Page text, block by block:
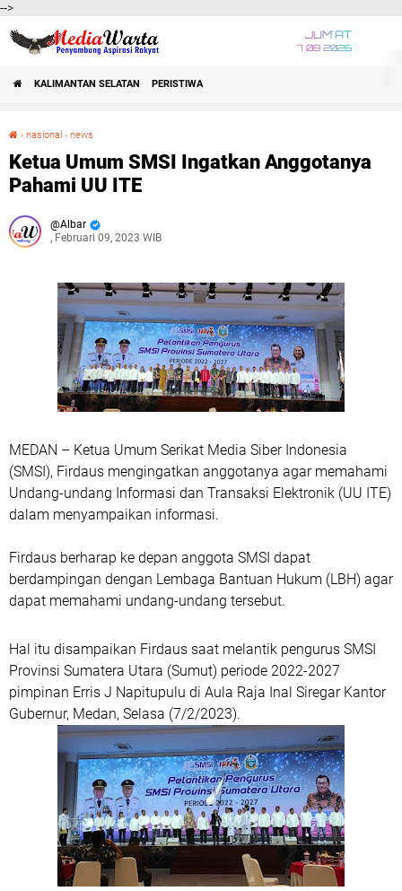
-->
JUM'AT
7 08 2026
KALIMANTAN SELATAN PERISTIWA
› nasional › news
Ketua Umum SMSI Ingatkan Anggotanya
Pahami UU ITE
Albar
, Februari 09, 2023 WIB
MEDAN – Ketua Umum Serikat Media Siber Indonesia
(SMSI), Firdaus mengingatkan anggotanya agar memahami
Undang-undang Informasi dan Transaksi Elektronik (UU ITE)
dalam menyampaikan informasi.
Firdaus berharap ke depan anggota SMSI dapat
berdampingan dengan Lembaga Bantuan Hukum (LBH) agar
dapat memahami undang-undang tersebut.
Hal itu disampaikan Firdaus saat melantik pengurus SMSI
Provinsi Sumatera Utara (Sumut) periode 2022-2027
pimpinan Erris J Napitupulu di Aula Raja Inal Siregar Kantor
Gubernur, Medan, Selasa (7/2/2023).